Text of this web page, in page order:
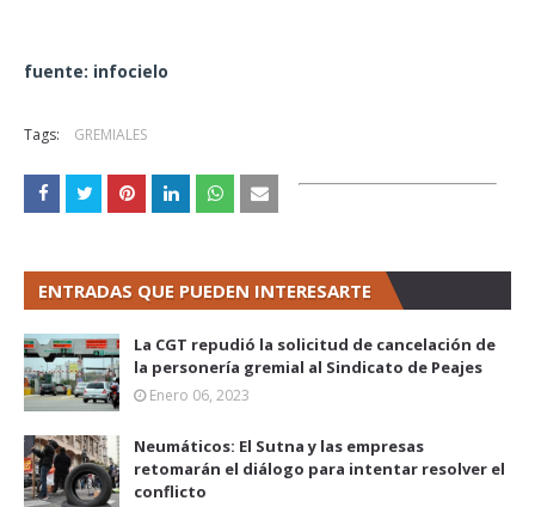
fuente: infocielo
Tags: GREMIALES
ENTRADAS QUE PUEDEN INTERESARTE
La CGT repudió la solicitud de cancelación de
la personería gremial al Sindicato de Peajes
Enero 06, 2023
Neumáticos: El Sutna y las empresas
retomarán el diálogo para intentar resolver el
conflicto